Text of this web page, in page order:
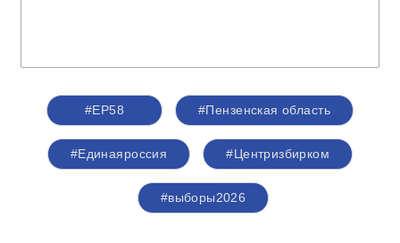
#ЕР58 #Пензенская область
#Единаяроссия #Центризбирком
#выборы2026